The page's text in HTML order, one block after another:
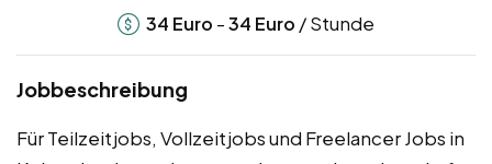
34 Euro -34 Euro / Stunde
Jobbeschreibung
Für Teilzeitjobs, Vollzeitjobs und Freelancer Jobs in